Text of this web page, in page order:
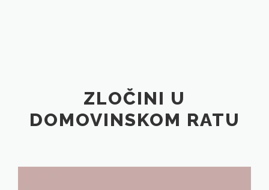
ZLOČINI U
DOMOVINSKOM RATU